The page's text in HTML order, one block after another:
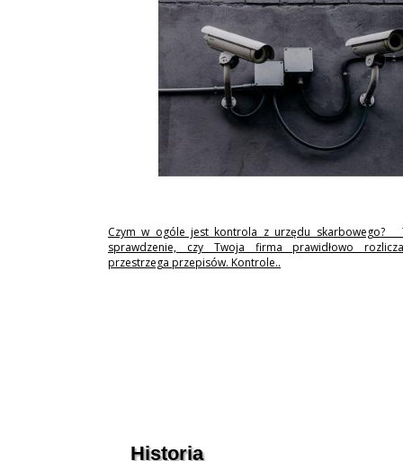
Czym w ogóle jest kontrola z urzędu skarbowego?
sprawdzenie, czy Twoja firma prawidłowo
przestrzega przepisów. Kontrole..
Historia